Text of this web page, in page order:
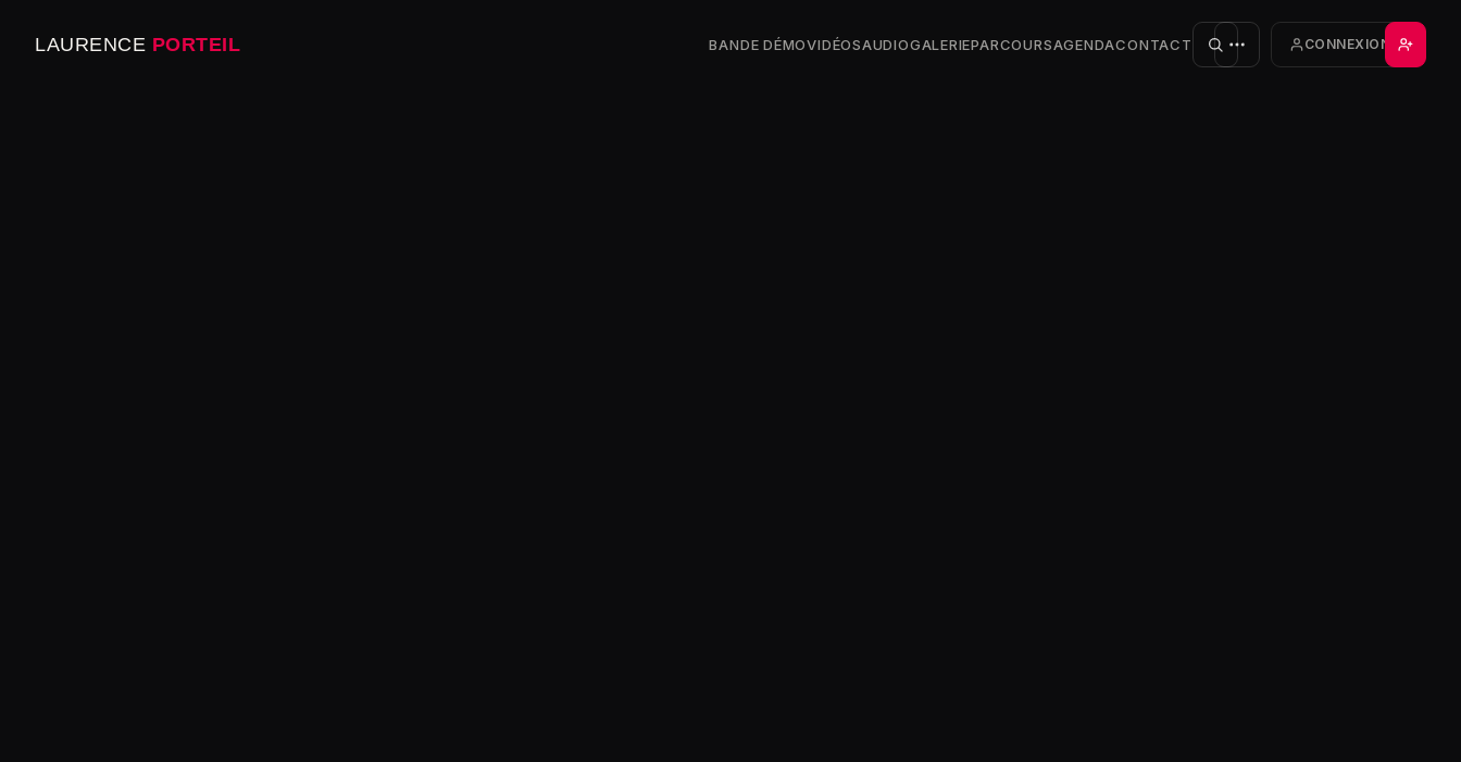
LAURENCE PORTEIL BANDE DÉMOVIDÉOSAUDIOGALERIEPARCOURSAGENDACONTACT CONNEXION